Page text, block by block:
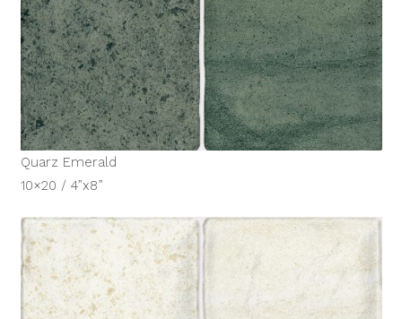
Quarz Emerald
10×20 / 4”x8”